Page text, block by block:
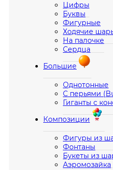
Цифры
Буквы
Фигурные
Ходячие
На палочке
Сердца
Большие
Однотонные
С перьями
Гиганты с
Композиции
Фигуры из
Фонтаны
Букеты из
Аэромозайка